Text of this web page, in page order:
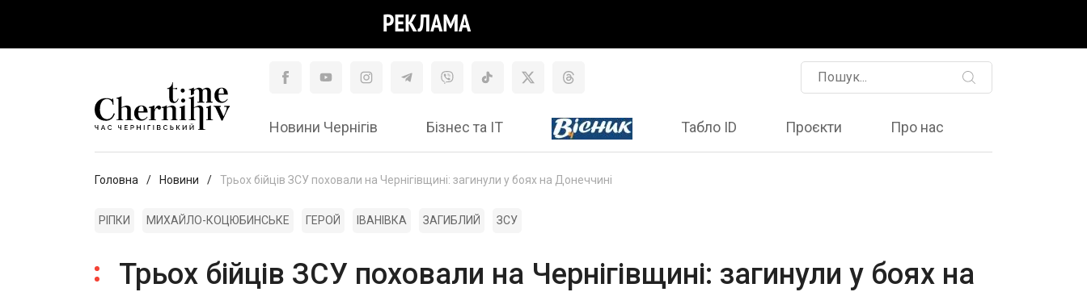
Новини Чернігів Бізнес та ІТ Табло ID Проєкти Про нас
Головна Новини Трьох бійців ЗСУ поховали на Чернігівщині: загинули у боях на Донеччині
РІПКИ МИХАЙЛО-КОЦЮБИНСЬКЕ ГЕРОЙ ІВАНІВКА ЗАГИБЛИЙ ЗСУ
Трьох бійців ЗСУ поховали на Чернігівщині: загинули у боях на